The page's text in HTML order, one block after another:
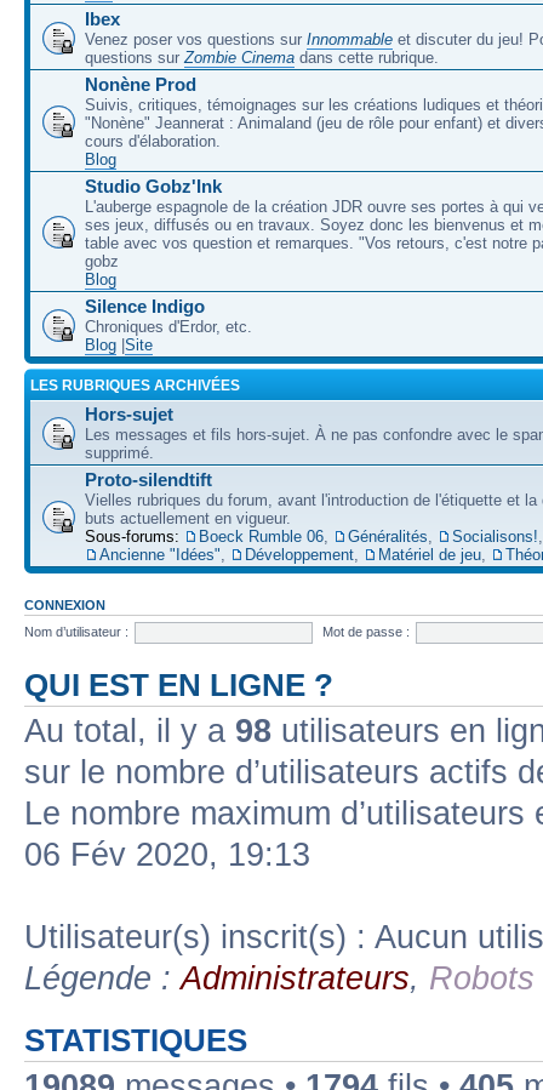
Ibex
Venez poser vos questions sur Innommable et discuter du jeu!
questions surZombie Cinema dans cette rubrique.
Nonène Prod
Suivis, critiques, témoignages sur les créations ludiques et
"Nonène" Jeannerat : Animaland (jeu de rôle pour enfant) et
cours d'élaboration.
Blog
Studio Gobz'Ink
L'auberge espagnole de la création JDR ouvre ses portes à qui
ses jeux, diffusés ou en travaux. Soyez donc les bienvenus et
table avec vos question et remarques. "Vos retours, c'est notre
gobz
Blog
Silence Indigo
Chroniques d'Erdor, etc.
Blog Site
LES RUBRIQUES ARCHIVÉES
Hors-sujet
Les messages et fils hors-sujet. À ne pas confondre avec le
supprimé.
Proto-silendtift
Vielles rubriques du forum, avant l'introduction de l'étiquette et la
buts actuellement en vigueur.
Sous-forums:
Boeck Rumble 06, Généralités, Socialisons!,
Ancienne "Idées", Développement, Matériel de jeu,
CONNEXION
Nom d’utilisateur :
Mot de passe :
QUI EST EN LIGNE ?
Au total, il y a 98 utilisateurs en
sur le nombre d’utilisateurs actifs
Le nombre maximum
06 Fév 2020, 19:13
Utilisateur(s) inscrit(s) : Aucun
Légende :Administrateurs, Robots
STATISTIQUES